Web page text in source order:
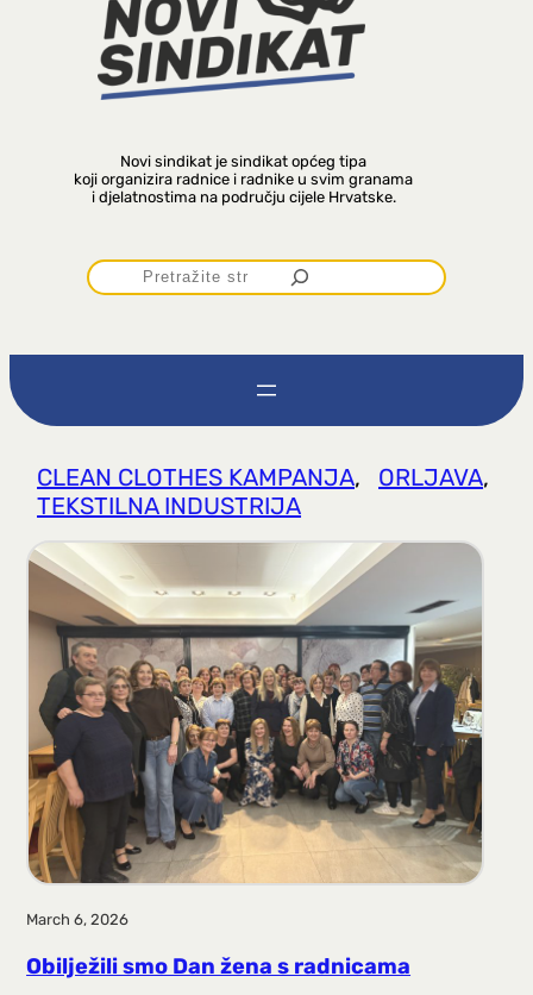
Novi sindikat je sindikat općeg tipa
koji organizira radnice i radnike u svim granama
i djelatnostima na području cijele Hrvatske.
P
r
t
r
a
g
a
CLEAN CLOTHES KAMPANJA, ORLJAVA
TEKSTILNA INDUSTRIJA
March 6, 2026
Obilježili smo Dan žena s radnicama